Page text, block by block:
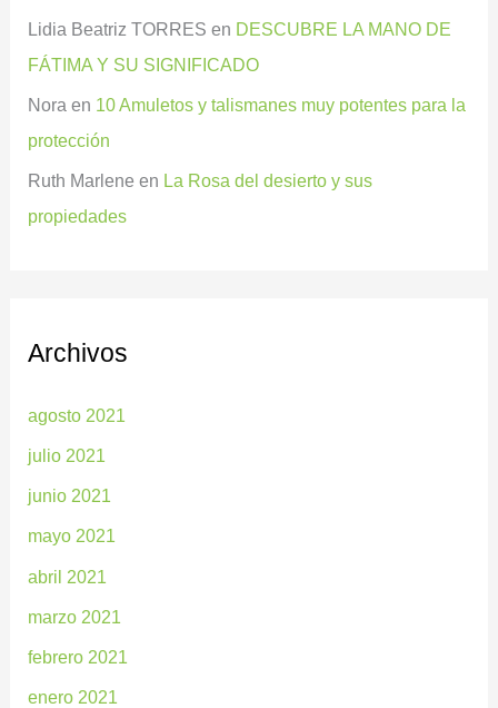
Lidia Beatriz TORRES en DESCUBRE LA MANO DE
FÁTIMA Y SU SIGNIFICADO
Nora en 10 Amuletos y talismanes muy potentes para la
protección
Ruth Marlene en La Rosa del desierto y sus
propiedades
Archivos
agosto 2021
julio 2021
junio 2021
mayo 2021
abril 2021
marzo 2021
febrero 2021
enero 2021